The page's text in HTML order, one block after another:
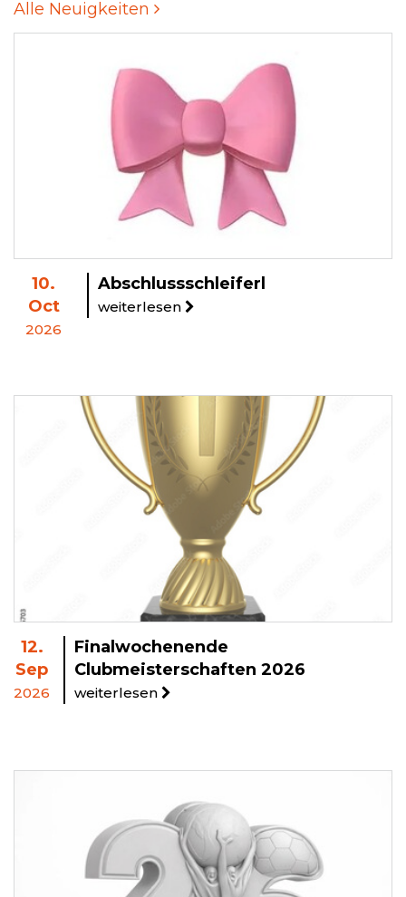
Alle Neuigkeiten
10.
Oct
2026
Abschlussschleiferl
weiterlesen
12.
Sep
2026
Finalwochenende
Clubmeisterschaften 2026
weiterlesen